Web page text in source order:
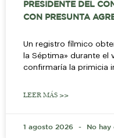
PRESIDENTE DEL
CON PRESUNTA
Un registro fílmico
la Séptima» durante el
confirmaría la primicia
LEER MÁS >>
1 agosto 2026 No hay